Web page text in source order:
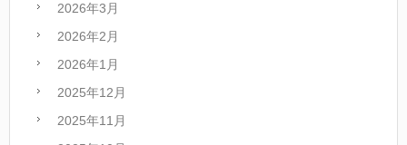
2026年3月
2026年2月
2026年1月
2025年12月
2025年11月